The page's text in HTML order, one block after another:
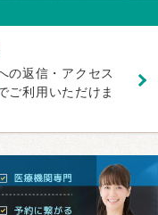
の返信・アクセス
ご利用いただけま